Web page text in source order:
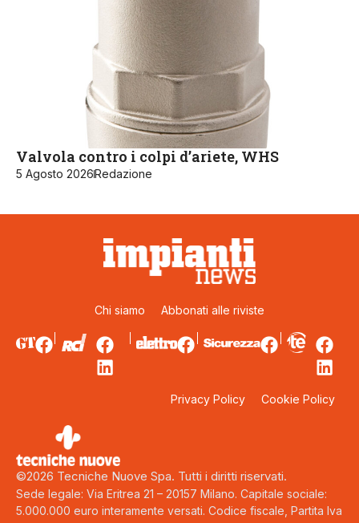
Valvola contro i colpi d’ariete, WHS
5 Agosto 2026Redazione
Chi siamo Abbonati alle riviste
Privacy Policy Cookie Policy
©2026 Tecniche Nuove Spa. Tutti i diritti riservati.
Sede legale: Via Eritrea 21 – 20157 Milano. Capitale sociale:
5.000.000 euro interamente versati. Codice fiscale, Partita Iva